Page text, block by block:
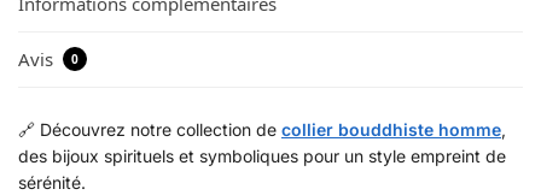
Avis 0
🔗 Découvrez notre collection de collier bouddhiste homme,
des bijoux spirituels et symboliques pour un style empreint de
sérénité.